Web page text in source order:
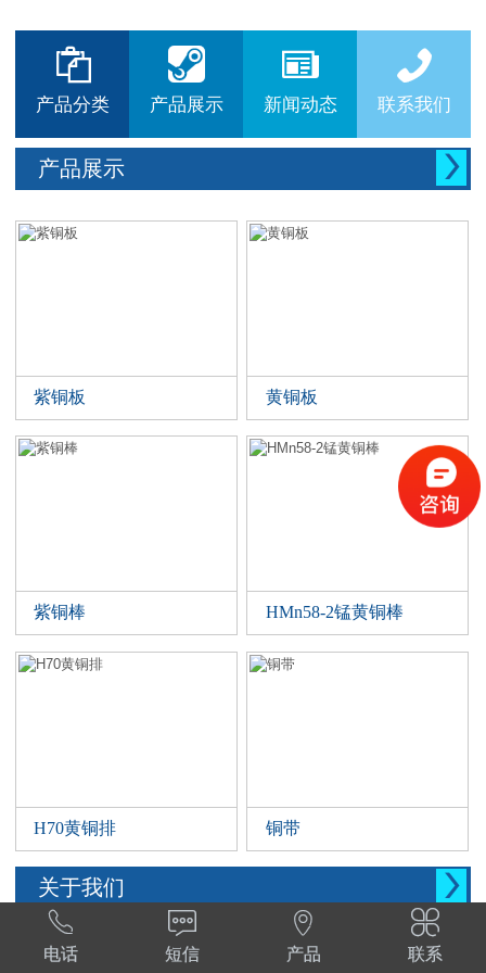



产品分类

产品展示

新闻动态

联系我们
产品展示 
紫铜板 黄铜板
紫铜棒 HMn58-2锰黄铜棒
H70黄铜排 铜带
关于我们 
西安晨腾物资有限公司 常年销售铜管，铜棒。
铜棒，铜排等。材质:T1,T2,T3,TP2,Tu1,TU2,

电话

短信

产品

联系